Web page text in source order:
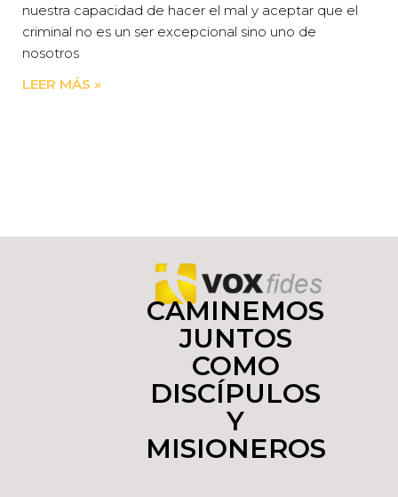
nuestra capacidad de hacer el mal y aceptar que el
criminal no es un ser excepcional sino uno de
nosotros
LEER MÁS »
CAMINEMOS
JUNTOS
COMO
DISCÍPULOS
Y
MISIONEROS